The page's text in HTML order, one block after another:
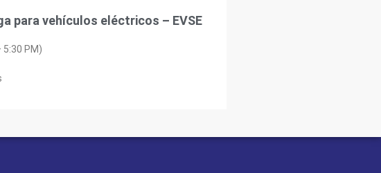
para vehículos eléctricos – EVSE
5:30 PM)